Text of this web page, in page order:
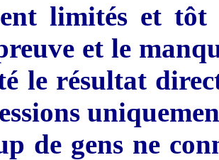
limités et
et le
le résultat
de gens ne